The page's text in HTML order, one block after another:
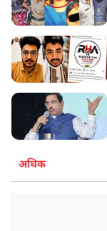
अधिक